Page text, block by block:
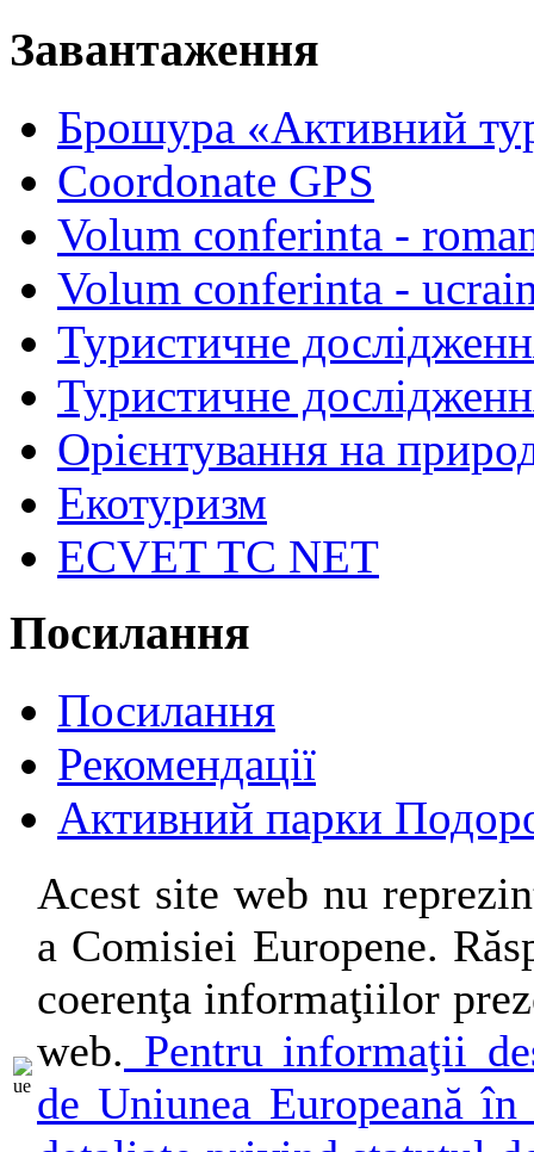
Завантаження
Брошура «Активний
Coordonate GPS
Volum conferinta -
Volum conferinta -
Туристичне
Туристичне
Орієнтування на
Екотуризм
ECVET TC NET
Посилання
Посилання
Рекомендації
Активний парки
Acest site web nu
a Comisiei Europene.
coerenţa informaţiilor
web. Pentru informaţii
de Uniunea Europeană